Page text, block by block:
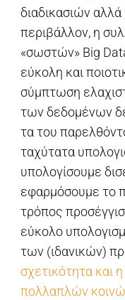
διαδικασιών
περιβάλλον, η
«σωστών» Big
εύκολη και
σύμπτωση
των δεδομένων
τα του
ταχύτατα
υπολογίσουμε
εφαρμόσουμε το
τρόπος
εύκολο
των (ιδανικών)
σχετικότητα και
πολλαπλών